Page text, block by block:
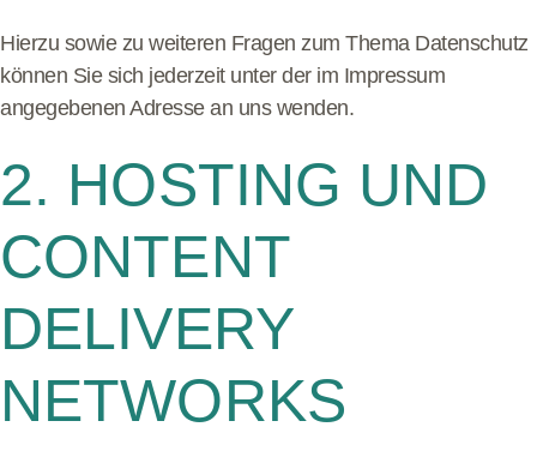
Hierzu sowie zu weiteren Fragen zum Thema Datenschutz
können Sie sich jederzeit unter der im Impressum
angegebenen Adresse an uns wenden.
2. HOSTING UND
CONTENT
DELIVERY
NETWORKS